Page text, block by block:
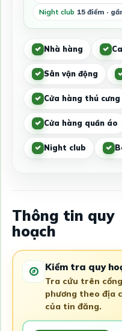
Night club 15 điểm ·
Nhà hàng
Sân vận động
Cửa hàng thú cưng
Cửa hàng quần áo
Night club
Thông tin quy
hoạch
Kiểm tra quy
Tra cứu trên
phương theo địa
của tin đăng.